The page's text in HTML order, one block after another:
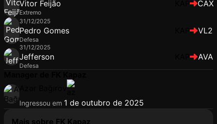
Vitor Feijão
Extremo
CAX
31/12/2025
Pedro Gomes
Defesa
VL2
31/12/2025
Jefferson
Defesa
AVA
Ingressou em 1 de outubro de 2025
Mais sobre FK Kapaz